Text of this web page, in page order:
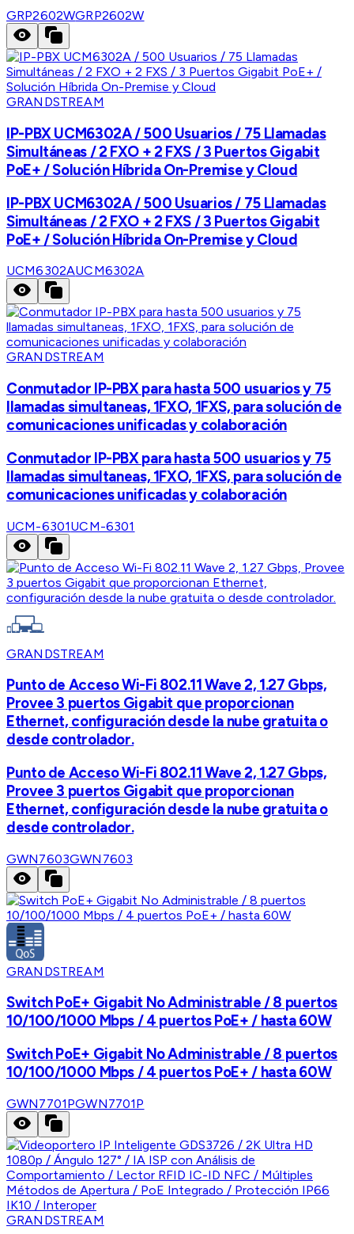
GRP2602WGRP2602W
GRANDSTREAM
IP-PBX UCM6302A / 500 Usuarios / 75 Llamadas
Simultáneas / 2 FXO + 2 FXS / 3 Puertos Gigabit
PoE+ / Solución Híbrida On-Premise y Cloud
IP-PBX UCM6302A / 500 Usuarios / 75 Llamadas
Simultáneas / 2 FXO + 2 FXS / 3 Puertos Gigabit
PoE+ / Solución Híbrida On-Premise y Cloud
UCM6302AUCM6302A
GRANDSTREAM
Conmutador IP-PBX para hasta 500 usuarios y 75
llamadas simultaneas, 1FXO, 1FXS, para solución de
comunicaciones unificadas y colaboración
Conmutador IP-PBX para hasta 500 usuarios y 75
llamadas simultaneas, 1FXO, 1FXS, para solución de
comunicaciones unificadas y colaboración
UCM-6301UCM-6301
GRANDSTREAM
Punto de Acceso Wi-Fi 802.11 Wave 2, 1.27 Gbps,
Provee 3 puertos Gigabit que proporcionan
Ethernet, configuración desde la nube gratuita o
desde controlador.
Punto de Acceso Wi-Fi 802.11 Wave 2, 1.27 Gbps,
Provee 3 puertos Gigabit que proporcionan
Ethernet, configuración desde la nube gratuita o
desde controlador.
GWN7603GWN7603
GRANDSTREAM
Switch PoE+ Gigabit No Administrable / 8 puertos
10/100/1000 Mbps / 4 puertos PoE+ / hasta 60W
Switch PoE+ Gigabit No Administrable / 8 puertos
10/100/1000 Mbps / 4 puertos PoE+ / hasta 60W
GWN7701PGWN7701P
GRANDSTREAM